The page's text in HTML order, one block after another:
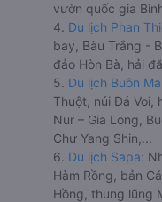
vườn quốc gia
4. Du lịch Phan
bay, Bàu Trắng -
đảo Hòn Bà, hải
5. Du lịch Buôn
Thuột, núi Đá Voi,
Nur – Gia Long,
Chư Yang Shin,...
6. Du lịch Sapa:
Hàm Rồng, bản
Hồng, thung lũng